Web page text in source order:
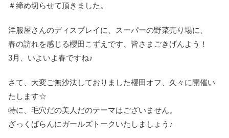
＃締め切らせて頂きました。
洋服屋さんのディスプレイに、スーパーの野菜売り場に、
春の訪れを感じる櫻田こずえです、皆さまごきげんよう！
3月、いよいよ春ですね♪
さて、大変ご無沙汰しておりました櫻田オフ、久々に開催い
たします☆
特に、毛穴だの美人だのテーマはございません。
ざっくばらんにガールズトークいたしましょう♪